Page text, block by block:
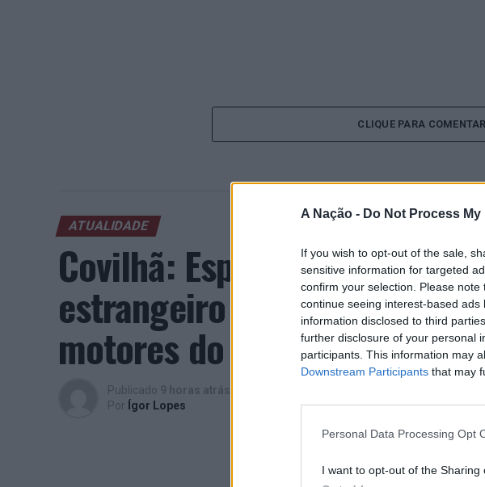
A Nação - Do Not Process
If you wish to opt-out of the sale,
sensitive information for targeted
confirm your selection. Please
continue seeing interest-based
information disclosed to third
further disclosure of your personal
participants. This information may
Downstream Participants that may
Personal Data Processing Opt
I want to opt-out of the Sharing
CLIQUE PARA COMENTAR
ATUALIDADE
Covilhã: Especialista
estrangeiro e valorização
motores do crescimento da
Publicado 9 horas atrás
Por Ígor Lopes